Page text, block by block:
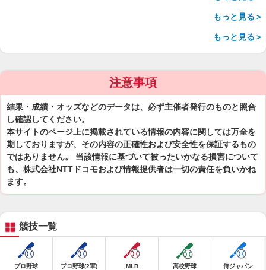
もっと見る＞
もっと見る＞
注意事項
結果・成績・オッズなどのデータは、必ず主催者発行のものと照合
し確認してください。
本サイトのページ上に掲載されている情報の内容に関しては万全を
期しておりますが、その内容の正確性および安全性を保証するもの
ではありません。 当該情報に基づいて被ったいかなる損害について
も、株式会社NTTドコモおよび情報提供者は一切の責任を負いかね
ます。
競技一覧
プロ野球 プロ野球(2軍) MLB 高校野球 侍ジャパン